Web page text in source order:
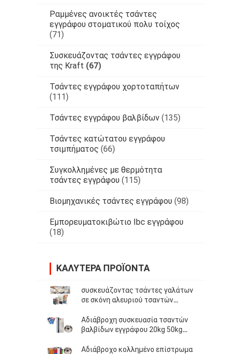
Ραμμένες ανοικτές τσάντες
εγγράφου στοματικού πολυ τοίχος
(71)
Συσκευάζοντας τσάντες εγγράφου
της Kraft (67)
Τσάντες εγγράφου χορτοταπήτων
(111)
Τσάντες εγγράφου βαλβίδων (135)
Τσάντες κατώτατου εγγράφου
τσιμπήματος (66)
Συγκολλημένες με θερμότητα
τσάντες εγγράφου (115)
Βιομηχανικές τσάντες εγγράφου (98)
Εμπορευματοκιβώτιο Ibc εγγράφου
(18)
ΚΑΛΎΤΕΡΑ ΠΡΟΪΌΝΤΑ
συσκευάζοντας τσάντες γαλάτων
σε σκόνη αλευριού τσαντών
Multiwall Kraft
Αδιάβροχη συσκευασία τσαντών
βαλβίδων εγγράφου 20kg 50kg
Αδιάβροχο κολλημένο επίστρωμα